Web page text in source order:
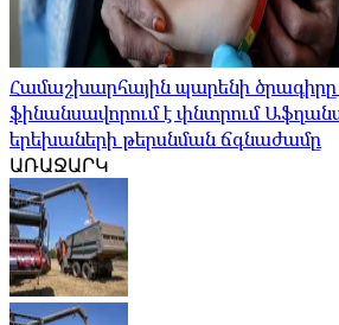
Համաշխարհային պարենի
ֆինանսավորում է փնտրում
երեխաների թերսնման ճգնաժամը
ԱՌԱՋԱՐԿ